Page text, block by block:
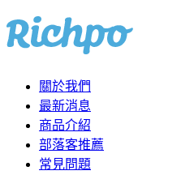
關於我們
最新消息
商品介紹
部落客推薦
常見問題